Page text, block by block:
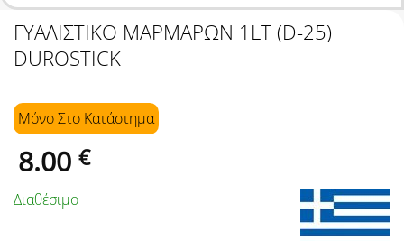
ΓΥΑΛΙΣΤΙΚΟ ΜΑΡΜΑΡΩΝ 1LT (D-25)
DUROSTICK
Μόνο Στo Κατάστημα
8.00 €
Διαθέσιμο